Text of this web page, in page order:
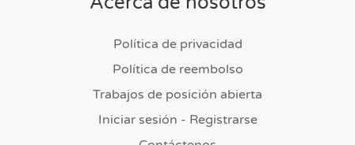
Política de privacidad
Política de reembolso
Trabajos de posición abierta
Iniciar sesión - Registrarse